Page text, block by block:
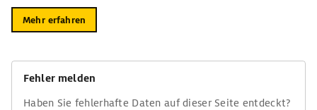
Mehr erfahren
Fehler melden
Haben Sie fehlerhafte Daten auf dieser Seite entdeckt?